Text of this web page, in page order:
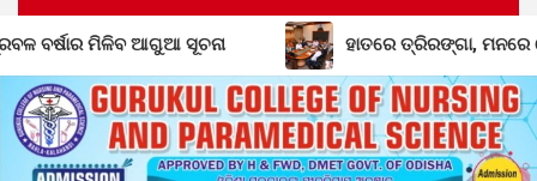
ହାତରେ ତ୍ରିରଙ୍ଗା, ମନରେ ଦେଶପ୍ରେମ: ୧୦ରେ